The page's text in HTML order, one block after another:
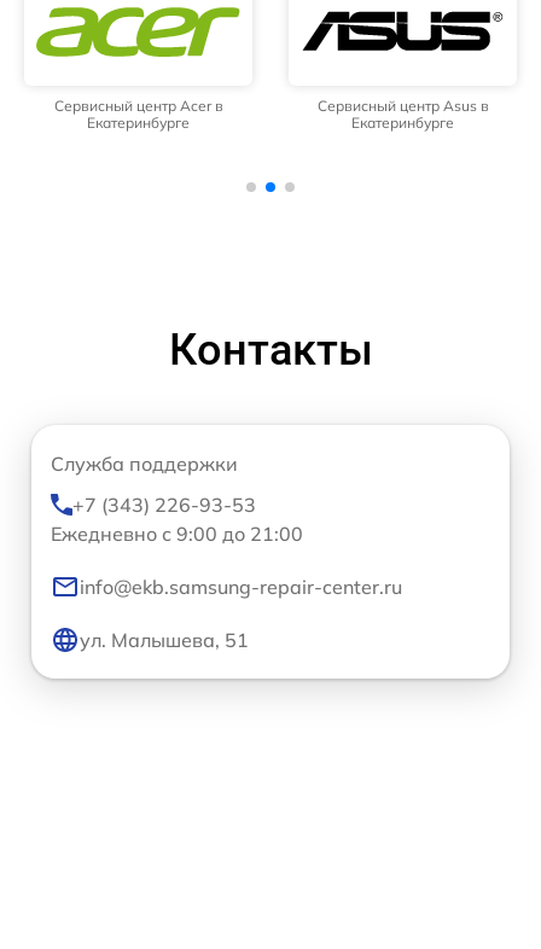
Сервисный центр Acer в
Екатеринбурге
Сервисный центр Asus в
Екатеринбурге
Контакты
Служба поддержки
+7 (343) 226-93-53
Ежедневно с 9:00 до 21:00
info@ekb.samsung-repair-center.ru
ул. Малышева, 51